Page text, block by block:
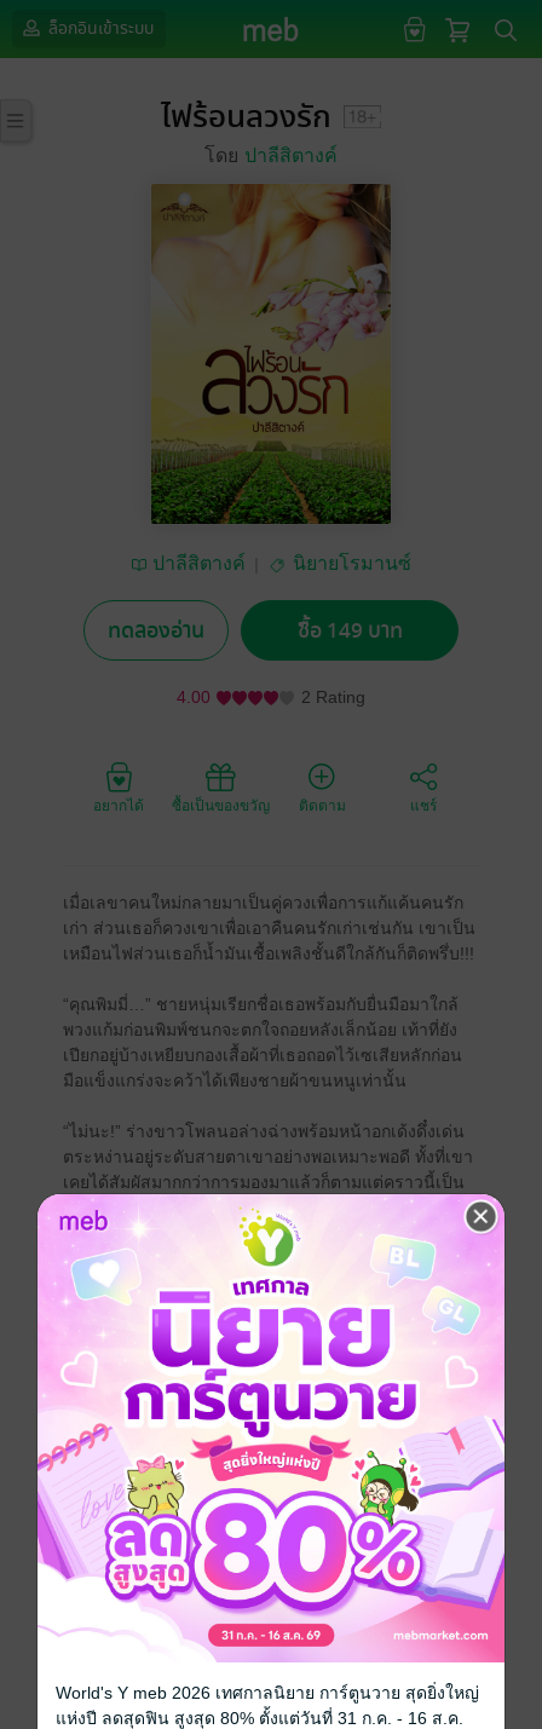
ล็อกอินเข้าระบบ
ไฟร้อนลวงรัก
โดย ปาลีสิตางค์
ปาลีสิตางค์ นิยายโรมานซ์
ทดลองอ่าน ซื้อ 149 บาท
4.00 2 Rating
อยากได้ ซื้อเป็นของขวัญ ติดตาม แชร์
เมื่อเลขาคนใหม่กลายมาเป็นคู่ควงเพื่อการแก้แค้นคนรัก
เก่า ส่วนเธอก็ควงเขาเพื่อเอาคืนคนรักเก่าเช่นกัน เขาเป็น
เหมือนไฟส่วนเธอก็น้ำมันเชื้อเพลิงชั้นดีใกล้กันก็ติดพรึ่บ!!!
“คุณพิมมี่…” ชายหนุ่มเรียกชื่อเธอพร้อมกับยื่นมือมาใกล้
พวงแก้มก่อนพิมพ์ชนกจะตกใจถอยหลังเล็กน้อย เท้าที่ยัง
เปียกอยู่บ้างเหยียบกองเสื้อผ้าที่เธอถอดไว้เซเสียหลักก่อน
มือแข็งแกร่งจะคว้าได้เพียงชายผ้าขนหนูเท่านั้น
“ไม่นะ!” ร่างขาวโพลนอล่างฉ่างพร้อมหน้าอกเด้งดึ๋งเด่น
ตระหง่านอยู่ระดับสายตาเขาอย่างพอเหมาะพอดี ทั้งที่เขา
เคยได้สัมผัสมากกว่าการมองมาแล้วก็ตามแต่คราวนี้เป็น
อุบัติเหตุความรู้สึกเลยแตกต่างกันสิ้นเชิง
“โอว…สวยงามมาก สวยทุกสัดส่วนเลย…”
“ว้าย!” มือเรียวงามรีบกอบกุมสองเต้าไว้ก่อนจะนั่งยองๆ ที่
พื้นพร้อมกับก้มหน้านิ่งด้วยความอายแต่ปากก็สบถด่าเขา
ไม่หยุด
“ไอ้คุณภัคลามก ไอ้บ้า ออกไป ไอ้เช…!” หญิงสาวยังมีสติ
พอที่ไม่หลุดคำสุดท้ายออกไป ร่างขาวโพลนยังคงคุดคู้อยู่
ข้างเตียงก่อนมือแข็งแกร่งจะยื่นผ้าขนหนูคืนให้
“สบู่ติดแก้มจะเอาออกให้แค่นั้นเอง”
“เอาผ้ามาเร็ว!”
“ผมหลับตาแล้วรับไปสิ มือคว้าถูกผ้าขนหนูดีนะไม่ไปจับ
โดนนมเข้าให้”
“ไอ้คุณภัค!!!ออกไป!!!” มือเรียวจับกองผ้าที่มีกางเกงในเสื้อ
ชั้นในโยนใส่หน้าเขาก่อนร่างสูงโปร่งจะรีบถอยกรูดออก
World's Y meb 2026 เทศกาลนิยาย การ์ตูนวาย สุดยิ่งใหญ่
แห่งปี ลดสุดฟิน สูงสุด 80% ตั้งแต่วันที่ 31 ก.ค. - 16 ส.ค.